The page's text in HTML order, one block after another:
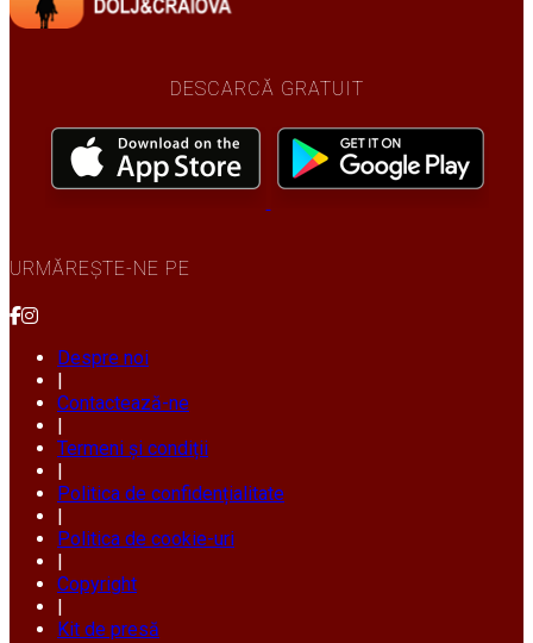
DESCARCĂ GRATUIT
URMĂREȘTE-NE PE
Despre noi
|
Contactează-ne
|
Termeni și condiții
|
Politica de confidențialitate
|
Politica de cookie-uri
|
Copyright
|
Kit de presă